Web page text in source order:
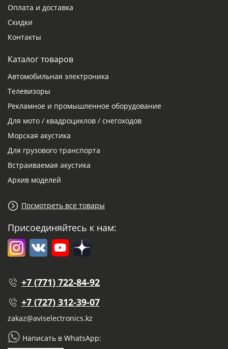
Оплата и доставка
Скидки
Контакты
Каталог товаров
Автомобильная электроника
Телевизоры
Рекламное и промышленное оборудование
Для мото / квадроциклов / снегоходов
Морская акустика
Для грузового транспорта
Встраиваемая акустика
Архив моделей
Посмотреть все товары
Присоединяйтесь к нам:
+7 (771) 722-84-92
+7 (727) 312-39-07
zakaz@aviselectronics.kz
Написать в WhatsApp: